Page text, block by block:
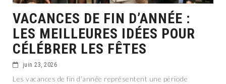
VACANCES DE FIN D’ANNÉE :
LES MEILLEURES IDÉES POUR
CÉLÉBRER LES FÊTES
juin 23, 2026
Les vacances de fin d’année représentent une période